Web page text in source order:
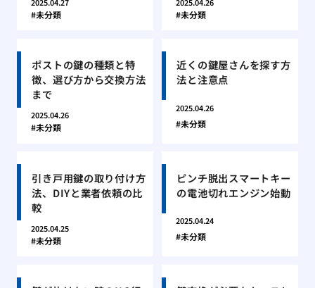
2025.04.27
未分類
2025.04.26
未分類
ポストの鍵の種類と特
徴、選び方から交換方法
まで
2025.04.26
未分類
近くの鍵屋さんを探す方
法と注意点
2025.04.26
未分類
引き戸用鍵の取り付け方
法、DIYと業者依頼の比
較
2025.04.25
未分類
ピンチ脱出スマートキー
の電池切れエンジン始動
2025.04.24
未分類